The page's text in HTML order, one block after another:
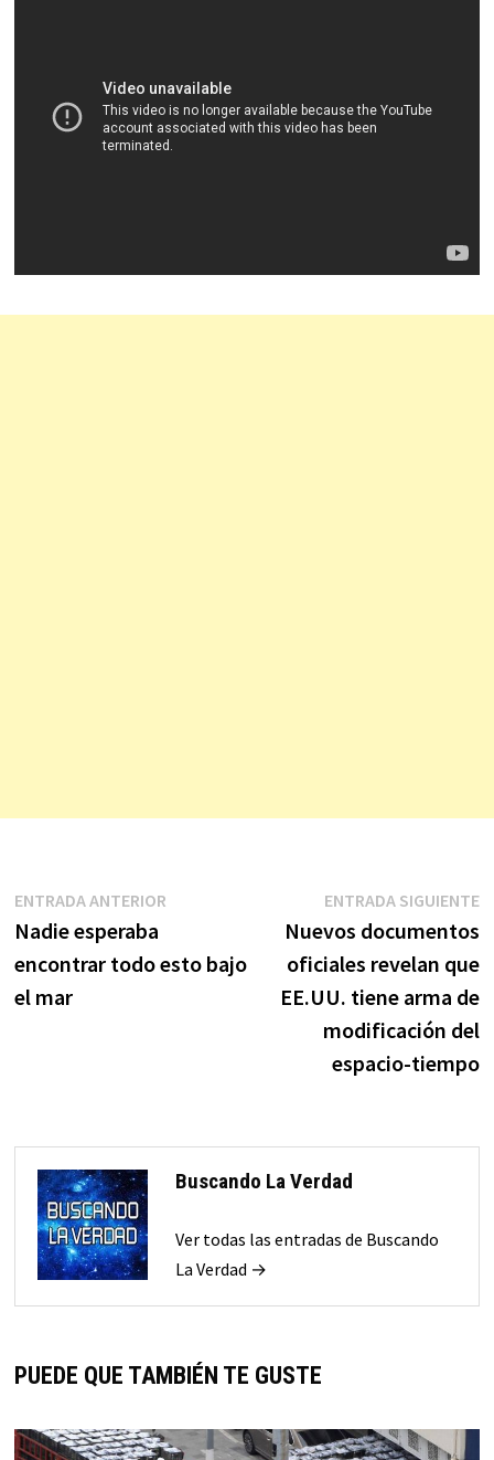
Navegación
de
entradas
ENTRADA ANTERIOREntrada
Nadie esperaba
encontrar todo esto bajo
el mar
ENTRADA SIGUIENTE
Nuevos documentos
oficiales revelan que
EE.UU. tiene arma de
modificación del
espacio-tiempo
Buscando La Verdad
Ver todas las entradas de Buscando
La Verdad →
PUEDE QUE TAMBIÉN TE GUSTE